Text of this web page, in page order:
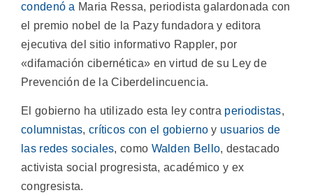
condenó a Maria Ressa, periodista galardonada con
el premio nobel de la Pazy fundadora y editora
ejecutiva del sitio informativo Rappler, por
«difamación cibernética» en virtud de su Ley de
Prevención de la Ciberdelincuencia.
El gobierno ha utilizado esta ley contra periodistas,
columnistas, críticos con el gobierno y usuarios de
las redes sociales, como Walden Bello, destacado
activista social progresista, académico y ex
congresista.